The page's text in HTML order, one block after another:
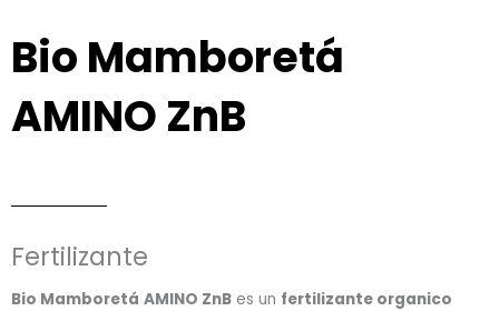
Bio Mamboretá
AMINO ZnB
Fertilizante
Bio Mamboretá AMINO ZnB es un fertilizante organico